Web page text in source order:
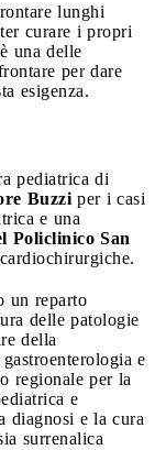
lunghi
curare i propri
una delle
per dare
esigenza.
pediatrica di
Buzzi per i casi
e una
Policlinico San
un reparto
delle patologie
della
e
regionale per la
e
diagnosi e la cura
surrenalica